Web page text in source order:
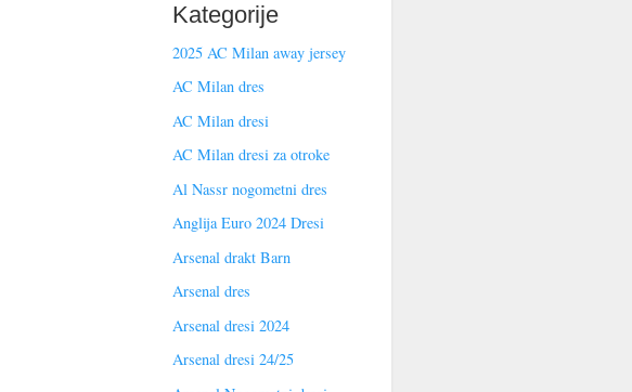
Kategorije
2025 AC Milan away jersey
AC Milan dres
AC Milan dresi
AC Milan dresi za otroke
Al Nassr nogometni dres
Anglija Euro 2024 Dresi
Arsenal drakt Barn
Arsenal dres
Arsenal dresi 2024
Arsenal dresi 24/25